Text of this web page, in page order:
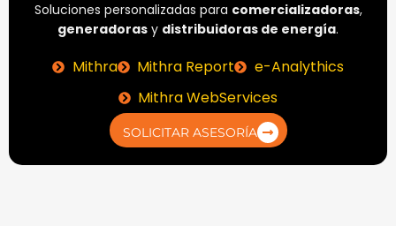
Soluciones personalizadas para comercializadoras,
generadoras y distribuidoras de energía.
Mithra Mithra Report
e-Analythics
Mithra WebServices
SOLICITAR ASESORÍA